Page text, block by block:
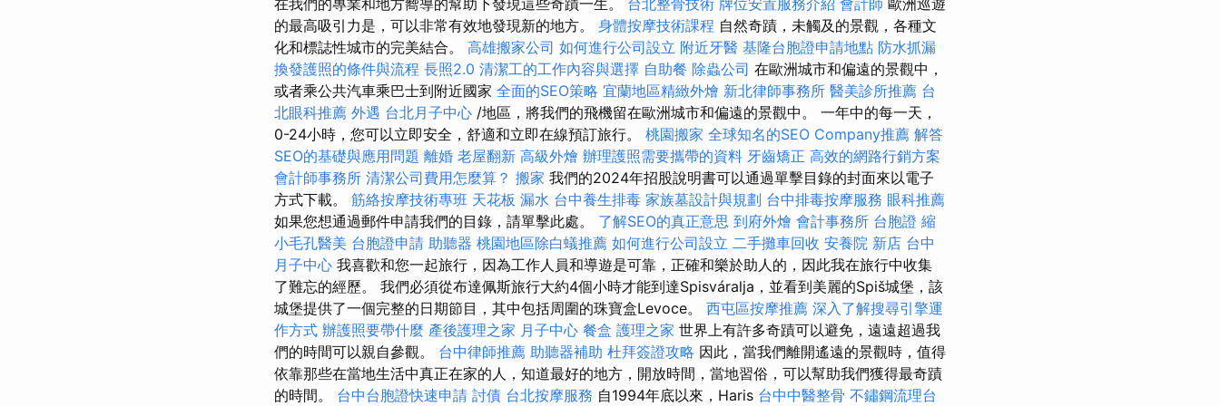
的最高吸引力是，可以非常有效地發現新的地方。 身體按摩技術課程 自然奇蹟，未觸及的景觀，各種文
化和標誌性城市的完美結合。 高雄搬家公司 如何進行公司設立 附近牙醫 基隆台胞證申請地點 防水抓漏
換發護照的條件與流程 長照2.0 清潔工的工作內容與選擇 自助餐 除蟲公司 在歐洲城市和偏遠的景觀中，
或者乘公共汽車乘巴士到附近國家 全面的SEO策略 宜蘭地區精緻外燴 新北律師事務所 醫美診所推薦 台
北眼科推薦 外遇 台北月子中心 /地區，將我們的飛機留在歐洲城市和偏遠的景觀中。 一年中的每一天，
0-24小時，您可以立即安全，舒適和立即在線預訂旅行。 桃園搬家 全球知名的SEO Company推薦 解答
SEO的基礎與應用問題 離婚 老屋翻新 高級外燴 辦理護照需要攜帶的資料 牙齒矯正 高效的網路行銷方案
會計師事務所 清潔公司費用怎麼算？ 搬家 我們的2024年招股說明書可以通過單擊目錄的封面來以電子
方式下載。 筋絡按摩技術專班 天花板 漏水 台中養生排毒 家族墓設計與規劃 台中排毒按摩服務 眼科推薦
如果您想通過郵件申請我們的目錄，請單擊此處。 了解SEO的真正意思 到府外燴 會計事務所 台胞證 縮
小毛孔醫美 台胞證申請 助聽器 桃園地區除白蟻推薦 如何進行公司設立 二手攤車回收 安養院 新店 台中
月子中心 我喜歡和您一起旅行，因為工作人員和導遊是可靠，正確和樂於助人的，因此我在旅行中收集
了難忘的經歷。 我們必須從布達佩斯旅行大約4個小時才能到達Spisváralja，並看到美麗的Spiš城堡，該
城堡提供了一個完整的日期節目，其中包括周圍的珠寶盒Levoce。 西屯區按摩推薦 深入了解搜尋引擎運
作方式 辦護照要帶什麼 產後護理之家 月子中心 餐盒 護理之家 世界上有許多奇蹟可以避免，遠遠超過我
們的時間可以親自參觀。 台中律師推薦 助聽器補助 杜拜簽證攻略 因此，當我們離開遙遠的景觀時，值得
依靠那些在當地生活中真正在家的人，知道最好的地方，開放時間，當地習俗，可以幫助我們獲得最奇蹟
的時間。 台中台胞證快速申請 討債 台北按摩服務 自1994年底以來，Haris 台中中醫整骨 不鏽鋼流理台